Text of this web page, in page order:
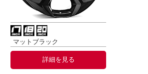
マットブラック
詳細を見る